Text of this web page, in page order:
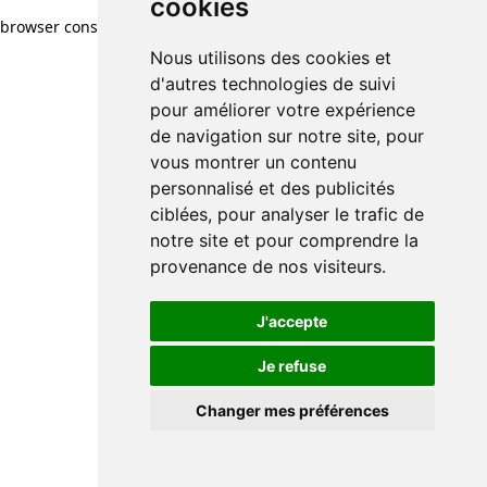
cookies
Nous utilisons des cookies et
d'autres technologies de suivi
pour améliorer votre expérience
de navigation sur notre site, pour
vous montrer un contenu
personnalisé et des publicités
ciblées, pour analyser le trafic de
notre site et pour comprendre la
provenance de nos visiteurs.
J'accepte
Je refuse
Changer mes préférences
browser console for more information)